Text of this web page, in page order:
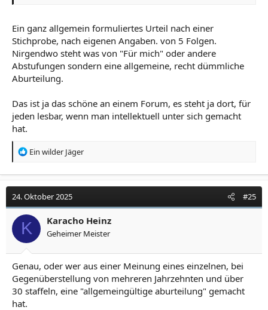
Ein ganz allgemein formuliertes Urteil nach einer
Stichprobe, nach eigenen Angaben. von 5 Folgen.
Nirgendwo steht was von "Für mich" oder andere
Abstufungen sondern eine allgemeine, recht dümmliche
Aburteilung.
Das ist ja das schöne an einem Forum, es steht ja dort, für
jeden lesbar, wenn man intellektuell unter sich gemacht
hat.
R
a
t
i
o
n
e
Ein wilder Jäger
24. Oktober 2025 #25
K Karacho Heinz
Geheimer Meister
Genau, oder wer aus einer Meinung eines einzelnen, bei
Gegenüberstellung von mehreren Jahrzehnten und über
30 staffeln, eine "allgemeingültige aburteilung" gemacht
hat.